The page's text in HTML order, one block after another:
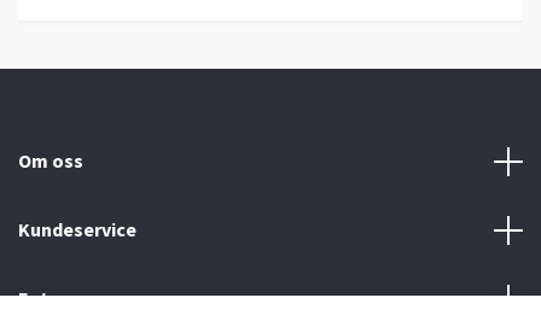
Om oss
Kundeservice
Fotmeny